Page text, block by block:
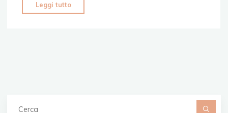
Leggi tutto
–